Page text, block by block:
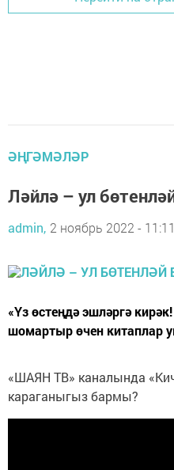
ӘҢГӘМӘЛӘР
Ләй­лә – ул
admin, 2 ноябрь 2022 - 11:11
«Үз өс­тең­дә эш­ләр­гә
шо­мар­тыр өчен ки­тап­лар
«ША­ЯН ТВ» ка­на­лын­да
ка­ра­га­ны­гыз бар­мы?